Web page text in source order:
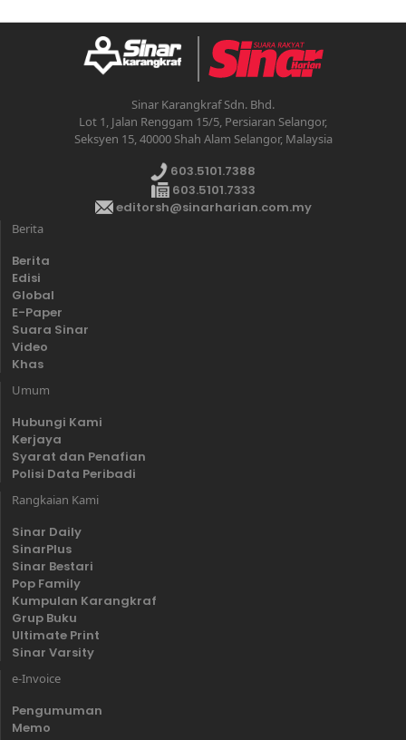
Sinar Karangkraf Sdn. Bhd.
Lot 1, Jalan Renggam 15/5, Persiaran Selangor,
Seksyen 15, 40000 Shah Alam Selangor, Malaysia
603.5101.7388
603.5101.7333
editorsh@sinarharian.com.my
Berita
Berita
Edisi
Global
E-Paper
Suara Sinar
Video
Khas
Umum
Hubungi Kami
Kerjaya
Syarat dan Penafian
Polisi Data Peribadi
Rangkaian Kami
Sinar Daily
SinarPlus
Sinar Bestari
Pop Family
Kumpulan Karangkraf
Grup Buku
Ultimate Print
Sinar Varsity
e-Invoice
Pengumuman
Memo